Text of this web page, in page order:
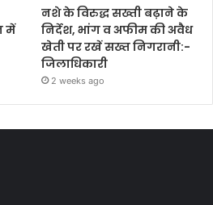
में
नशे के विरुद्ध सख्ती बढ़ाने के
निर्देश, भांग व अफीम की अवैध
खेती पर रखें सख्त निगरानी:-
जिलाधिकारी
2 weeks ago